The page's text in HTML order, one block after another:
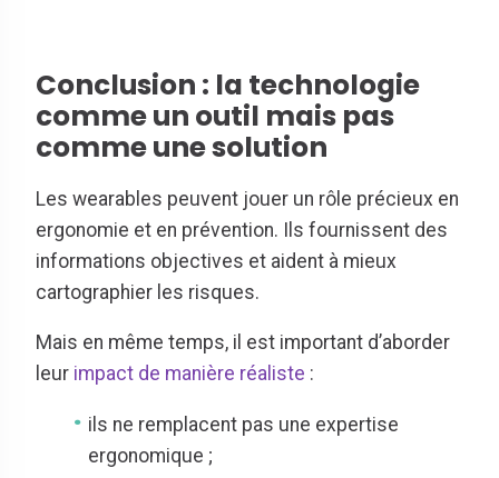
Conclusion : la technologie
comme un outil mais pas
comme une solution
Les wearables peuvent jouer un rôle précieux en
ergonomie et en prévention. Ils fournissent des
informations objectives et aident à mieux
cartographier les risques.
Mais en même temps, il est important d’aborder
leur impact de manière réaliste :
ils ne remplacent pas une expertise
ergonomique ;